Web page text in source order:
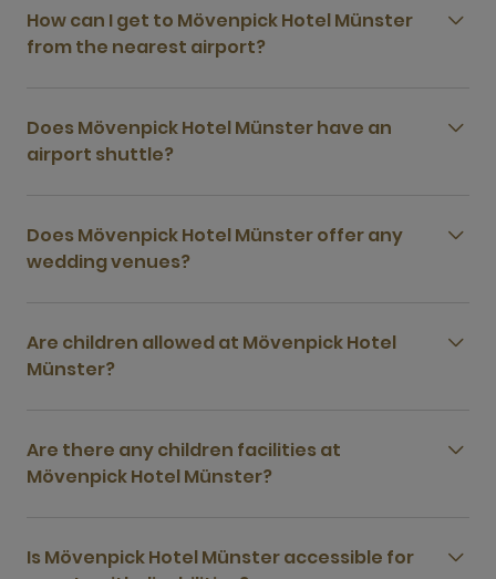
How can I get to Mövenpick Hotel Münster
from the nearest airport?
Does Mövenpick Hotel Münster have an
airport shuttle?
Does Mövenpick Hotel Münster offer any
wedding venues?
Are children allowed at Mövenpick Hotel
Münster?
Are there any children facilities at
Mövenpick Hotel Münster?
Is Mövenpick Hotel Münster accessible for